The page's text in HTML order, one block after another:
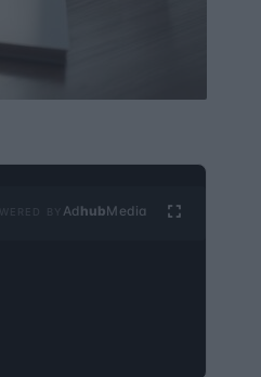
Ad hubMedia